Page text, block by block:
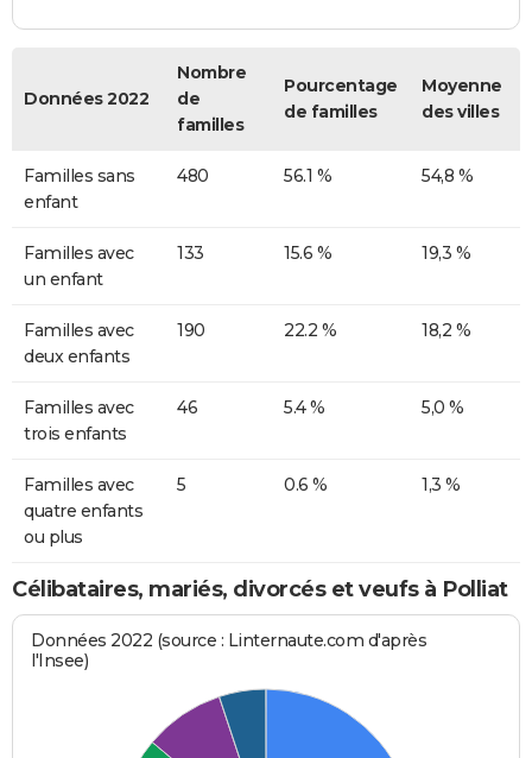
Données 2022
Nombre
de
familles
Pourcentage
de familles
Moyenne
des villes
Familles sans
enfant
480 56.1 % 54,8 %
Familles avec
un enfant
133 15.6 % 19,3 %
Familles avec
deux enfants
190 22.2 % 18,2 %
Familles avec
trois enfants
46 5.4 % 5,0 %
Familles avec
quatre enfants
ou plus
5 0.6 % 1,3 %
Célibataires, mariés, divorcés et veufs à Polliat
Données 2022 (source : Linternaute.com d'après
l'Insee)